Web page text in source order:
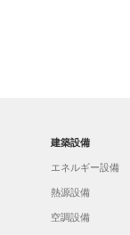
建築設備
エネルギー設備
熱源設備
空調設備